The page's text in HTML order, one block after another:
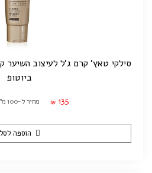
סילקי טאץ' קרם ג'ל לעיצוב השיער קרטין
ביוטופ
₪ 135 מחיר ל-100 מ"ל: ₪112.50
הוספה לסל